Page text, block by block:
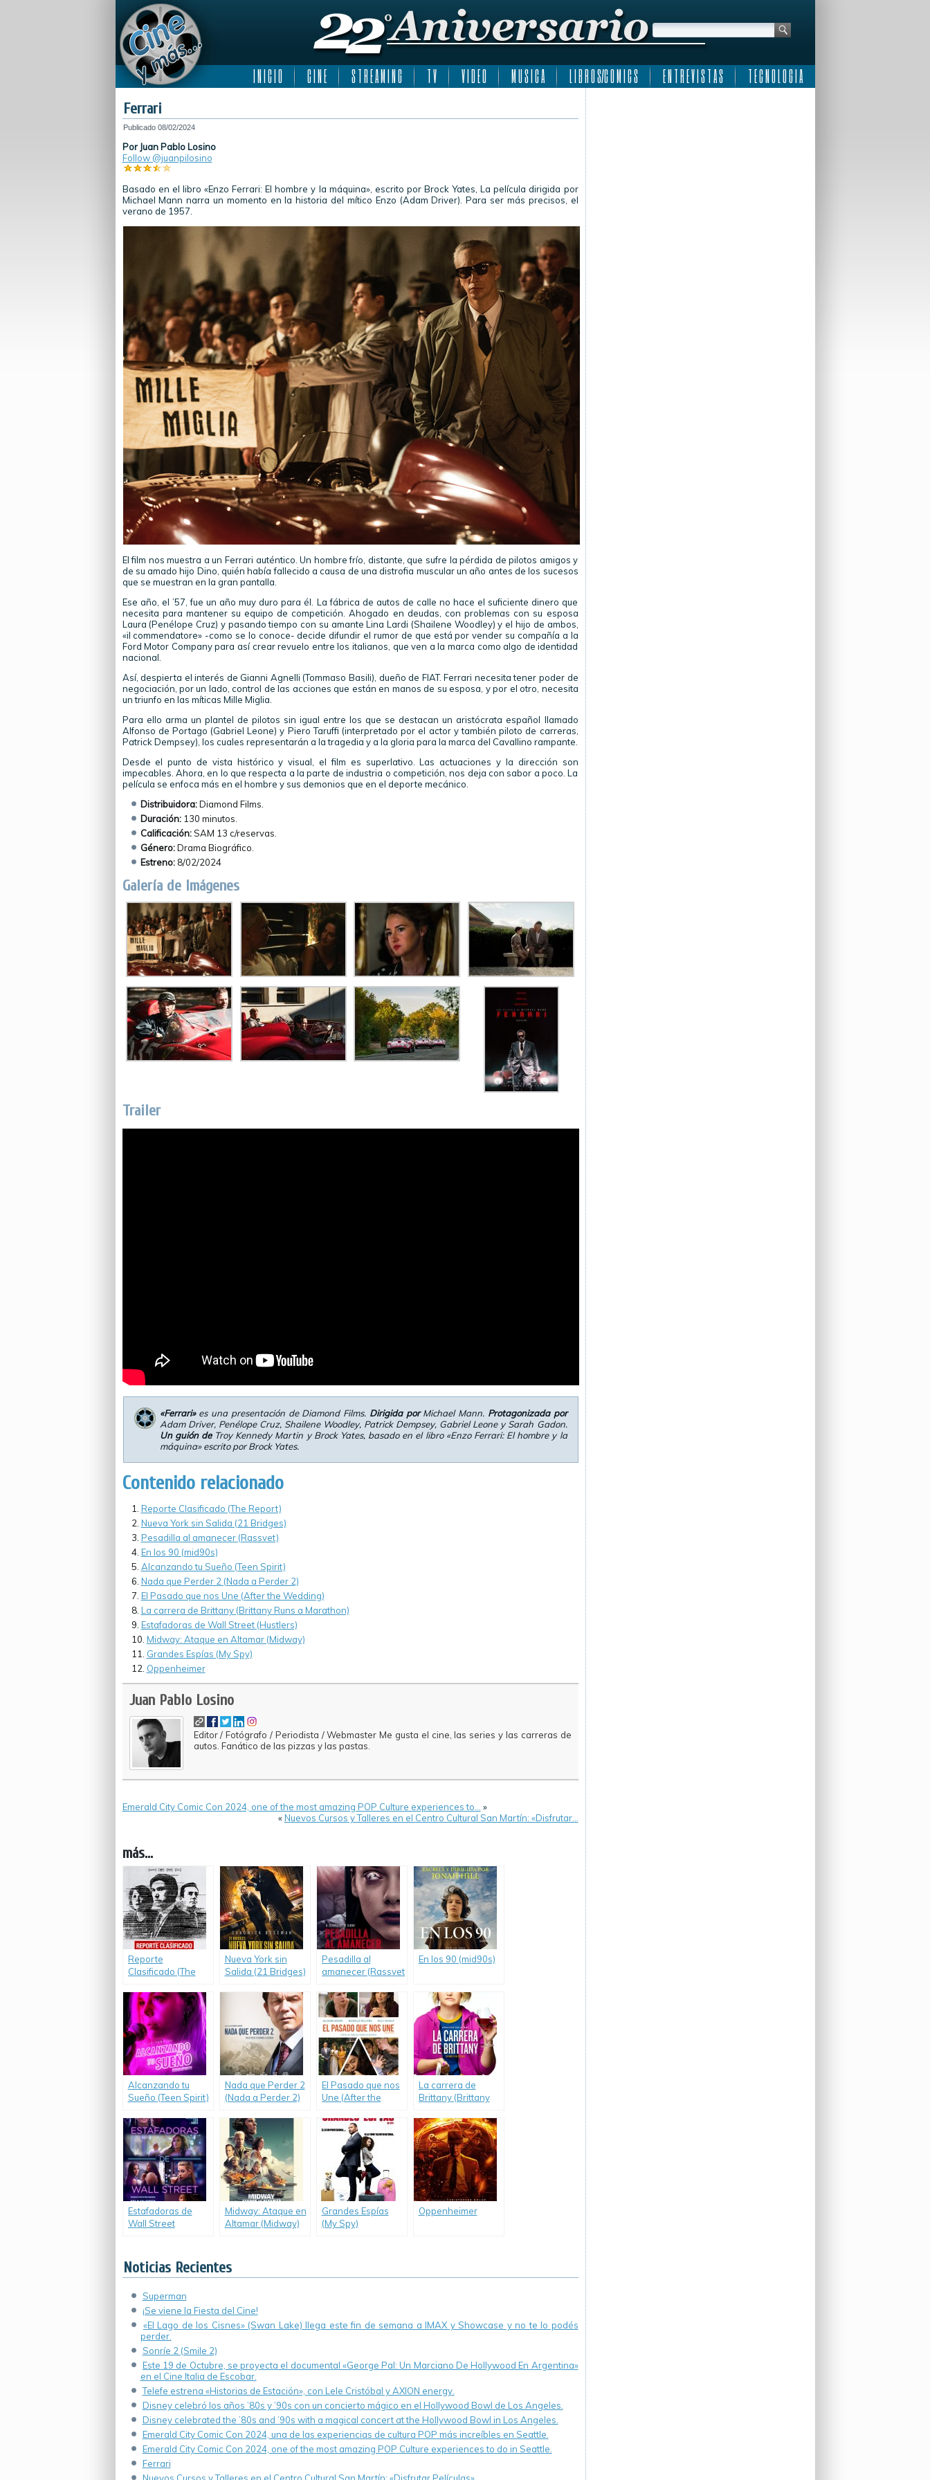
I N I C I O C I N E S T R E A M I N G T V V I D E O M U S I C A L I B R O S/C O M I C S E N T R E V I S T A S T E C N O L O G I A
Ferrari
Publicado 08/02/2024
Por Juan Pablo Losino
Follow @juanpilosino
Basado en el libro «Enzo Ferrari: El hombre y la máquina», escrito por Brock Yates, La película dirigida por
Michael Mann narra un momento en la historia del mítico Enzo (Adam Driver). Para ser más precisos, el
verano de 1957.
El film nos muestra a un Ferrari auténtico. Un hombre frío, distante, que sufre la pérdida de pilotos amigos y
de su amado hijo Dino, quién había fallecido a causa de una distrofia muscular un año antes de los sucesos
que se muestran en la gran pantalla.
Ese año, el ’57, fue un año muy duro para él. La fábrica de autos de calle no hace el suficiente dinero que
necesita para mantener su equipo de competición. Ahogado en deudas, con problemas con su esposa
Laura (Penélope Cruz) y pasando tiempo con su amante Lina Lardi (Shailene Woodley) y el hijo de ambos,
«il commendatore» -como se lo conoce- decide difundir el rumor de que está por vender su compañía a la
Ford Motor Company para así crear revuelo entre los italianos, que ven a la marca como algo de identidad
nacional.
Así, despierta el interés de Gianni Agnelli (Tommaso Basili), dueño de FIAT. Ferrari necesita tener poder de
negociación, por un lado, control de las acciones que están en manos de su esposa, y por el otro, necesita
un triunfo en las míticas Mille Miglia.
Para ello arma un plantel de pilotos sin igual entre los que se destacan un aristócrata español llamado
Alfonso de Portago (Gabriel Leone) y Piero Taruffi (interpretado por el actor y también piloto de carreras,
Patrick Dempsey), los cuales representarán a la tragedia y a la gloria para la marca del Cavallino rampante.
Desde el punto de vista histórico y visual, el film es superlativo. Las actuaciones y la dirección son
impecables. Ahora, en lo que respecta a la parte de industria o competición, nos deja con sabor a poco. La
película se enfoca más en el hombre y sus demonios que en el deporte mecánico.
Distribuidora:Diamond Films.
Duración:130 minutos.
Calificación:SAM 13 c/reservas.
Género:Drama Biográfico.
Estreno:8/02/2024
Galería de Imágenes
Trailer
«Ferrari» es una presentación de Diamond Films. Dirigida porMichael Mann. Protagonizada por
Adam Driver, Penélope Cruz, Shailene Woodley, Patrick Dempsey, Gabriel Leone y Sarah Gadon.
Un guión deTroy Kennedy Martin y Brock Yates, basado en el libro «Enzo Ferrari: El hombre y la
máquina» escrito por Brock Yates.
Contenido relacionado
Reporte Clasificado (The Report)
Nueva York sin Salida (21 Bridges)
Pesadilla al amanecer (Rassvet)
En los 90 (mid90s)
Alcanzando tu Sueño (Teen Spirit)
Nada que Perder 2 (Nada a Perder 2)
El Pasado que nos Une (After the Wedding)
La carrera de Brittany (Brittany Runs a Marathon)
Estafadoras de Wall Street (Hustlers)
Midway: Ataque en Altamar (Midway)
Grandes Espías (My Spy)
Oppenheimer
Juan Pablo Losino
Editor / Fotógrafo / Periodista / Webmaster Me gusta el cine, las series y las carreras de
autos. Fanático de las pizzas y las pastas.
Emerald City Comic Con 2024, one of the most amazing POP Culture experiences to…
»
«Nuevos Cursos y Talleres en el Centro Cultural San Martín: «Disfrutar…
más...
Reporte
Clasificado (The
Nueva York sin
Salida (21 Bridges)
Pesadilla al
amanecer (Rassvet)
En los 90 (mid90s)
Alcanzando tu
Sueño (Teen Spirit)
Nada que Perder 2
(Nada a Perder 2)
El Pasado que nos
Une (After the
La carrera de
Brittany (Brittany
Estafadoras de
Wall Street
Midway: Ataque en
Altamar (Midway)
Grandes Espías
(My Spy)
Oppenheimer
Noticias Recientes
Superman
¡Se viene la Fiesta del Cine!
«El Lago de los Cisnes» (Swan Lake) llega este fin de semana a IMAX y Showcase y no te lo podés
perder.
Sonríe 2 (Smile 2)
Este 19 de Octubre, se proyecta el documental «George Pal: Un Marciano De Hollywood En Argentina»
en el Cine Italia de Escobar.
Telefe estrena «Historias de Estación», con Lele Cristóbal y AXION energy.
Disney celebró los años ’80s y ’90s con un concierto mágico en el Hollywood Bowl de Los Angeles.
Disney celebrated the ’80s and ’90s with a magical concert at the Hollywood Bowl in Los Angeles.
Emerald City Comic Con 2024, una de las experiencias de cultura POP más increíbles en Seattle.
Emerald City Comic Con 2024, one of the most amazing POP Culture experiences to do in Seattle.
Ferrari